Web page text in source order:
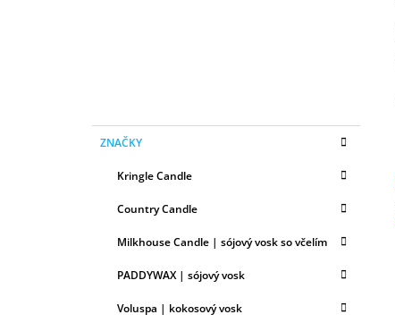
kategórie
K
AZNAČKY
Kringle Candle
Country Candle
Milkhouse Candle | sójový vosk so včelím
PADDYWAX | sójový vosk
Voluspa | kokosový vosk